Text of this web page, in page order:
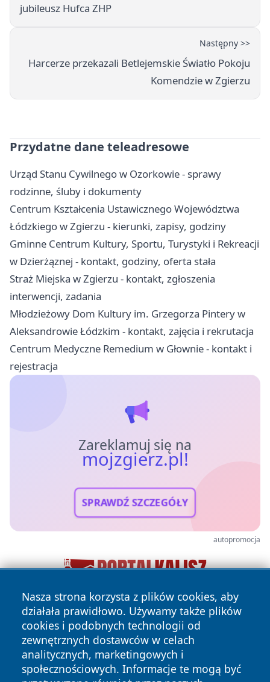
jubileusz Hufca ZHP
Następny >>
Harcerze przekazali Betlejemskie Światło Pokoju
Komendzie w Zgierzu
Przydatne dane teleadresowe
Urząd Stanu Cywilnego w Ozorkowie - sprawy
rodzinne, śluby i dokumenty
Centrum Kształcenia Ustawicznego Województwa
Łódzkiego w Zgierzu - kierunki, zapisy, godziny
Gminne Centrum Kultury, Sportu, Turystyki i Rekreacji
w Dzierżąznej - kontakt, godziny, oferta stała
Straż Miejska w Zgierzu - kontakt, zgłoszenia
interwencji, zadania
Młodzieżowy Dom Kultury im. Grzegorza Pintery w
Aleksandrowie Łódzkim - kontakt, zajęcia i rekrutacja
Centrum Medyczne Remedium w Głownie - kontakt i
rejestracja
Zareklamuj się na
mojzgierz.pl!
SPRAWDŹ SZCZEGÓŁY
autopromocja
Nasza strona korzysta z plików cookies, aby
działała prawidłowo. Używamy także plików
cookies i podobnych technologii od
zewnętrznych dostawców w celach
analitycznych, marketingowych i
społecznościowych. Informacje te mogą być